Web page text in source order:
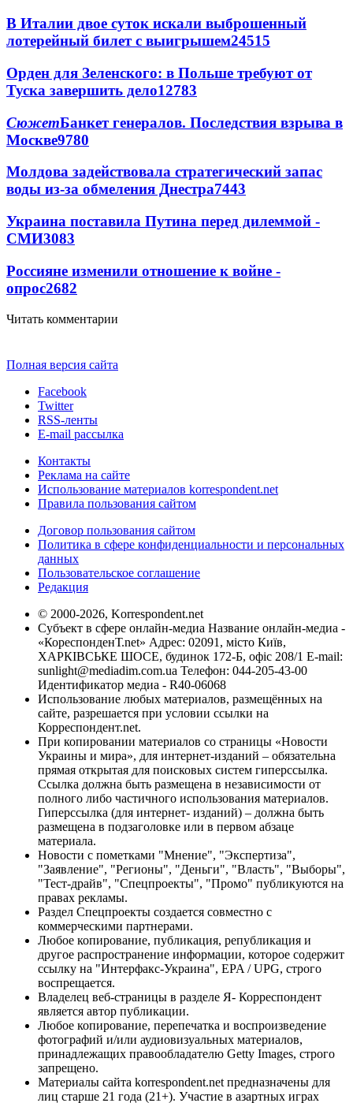
В Италии двое суток искали выброшенный
лотерейный билет с выигрышем24515
Орден для Зеленского: в Польше требуют от
Туска завершить дело12783
СюжетБанкет генералов. Последствия взрыва в
Москве9780
Молдова задействовала стратегический запас
воды из-за обмеления Днестра7443
Украина поставила Путина перед дилеммой -
СМИ3083
Россияне изменили отношение к войне -
опрос2682
Читать комментарии
Полная версия сайта
Facebook
Twitter
RSS-ленты
E-mail рассылка
Контакты
Реклама на сайте
Использование материалов korrespondent.net
Правила пользования сайтом
Договор пользования сайтом
Политика в сфере конфиденциальности и персональных
данных
Пользовательское соглашение
Редакция
© 2000-2026, Korrespondent.net
Субъект в сфере онлайн-медиа Название онлайн-медиа -
«КореспонденТ.net» Адрес: 02091, місто Київ,
ХАРКІВСЬКЕ ШОСЕ, будинок 172-Б, офіс 208/1 E-mail:
sunlight@mediadim.com.ua Телефон: 044-205-43-00
Идентификатор медиа - R40-06068
Использование любых материалов, размещённых на
сайте, разрешается при условии ссылки на
Корреспондент.net.
При копировании материалов со страницы «Новости
Украины и мира», для интернет-изданий – обязательна
прямая открытая для поисковых систем гиперссылка.
Ссылка должна быть размещена в независимости от
полного либо частичного использования материалов.
Гиперссылка (для интернет- изданий) – должна быть
размещена в подзаголовке или в первом абзаце
материала.
Новости с пометками "Мнение", "Экспертиза",
"Заявление", "Регионы", "Деньги", "Власть", "Выборы",
"Тест-драйв", "Спецпроекты", "Промо" публикуются на
правах рекламы.
Раздел Спецпроекты создается совместно с
коммерческими партнерами.
Любое копирование, публикация, републикация и
другое распространение информации, которое содержит
ссылку на "Интерфакс-Украина", EPA / UPG, строго
воспрещается.
Владелец веб-страницы в разделе Я- Корреспондент
является автор публикации.
Любое копирование, перепечатка и воспроизведение
фотографий и/или аудиовизуальных материалов,
принадлежащих правообладателю Getty Images, строго
запрещено.
Материалы сайта korrespondent.net предназначены для
лиц старше 21 года (21+). Участие в азартных играх